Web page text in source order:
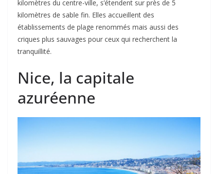
kilomètres du centre-ville, s’étendent sur près de 5
kilomètres de sable fin. Elles accueillent des
établissements de plage renommés mais aussi des
criques plus sauvages pour ceux qui recherchent la
tranquillité.
Nice, la capitale
azuréenne